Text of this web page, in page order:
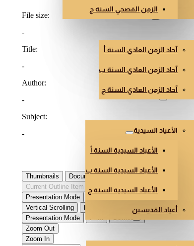
الزمن الفصحي السنة ج الزمن العادي
آحاد الزمن العادي السنة أ
آحاد الزمن العادي السنة ب
آحاد الزمن العادي السنة جأعياد أخرى
الأعياد السيدية
الأعياد السيدية السنة أ
الأعياد السيدية السنة ب
الأعياد السيدية السنة ج
أعياد القديسين
العذراء والقديسون